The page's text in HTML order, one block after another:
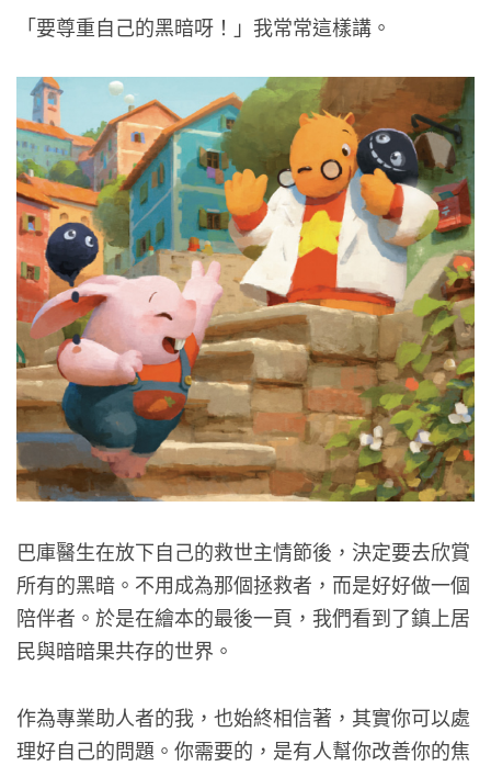
「要尊重自己的黑暗呀！」我常常這樣講。
巴庫醫生在放下自己的救世主情節後，決定要去欣賞
所有的黑暗。不用成為那個拯救者，而是好好做一個
陪伴者。於是在繪本的最後一頁，我們看到了鎮上居
民與暗暗果共存的世界。
作為專業助人者的我，也始終相信著，其實你可以處
理好自己的問題。你需要的，是有人幫你改善你的焦